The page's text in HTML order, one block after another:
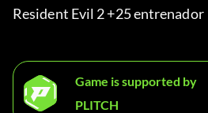
Resident Evil 2 +25 entrenador
Game is supported by
PLITCH